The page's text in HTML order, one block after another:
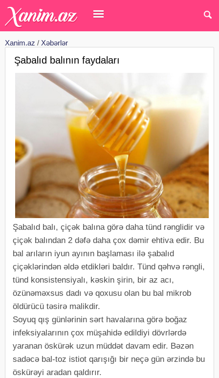
Xanim.az / Xəbərlər
Şabalıd balının faydaları
Şabalıd balı, çiçək balına görə daha tünd rənglidir və
çiçək balından 2 dəfə daha çox dəmir ehtiva edir. Bu
bal arıların iyun ayının başlaması ilə şabalıd
çiçəklərindən əldə etdikləri baldır. Tünd qəhvə rəngli,
tünd konsistensiyalı, kəskin şirin, bir az acı,
özünəməxsus dadı və qoxusu olan bu bal mikrob
öldürücü təsirə malikdir.
Soyuq qış günlərinin sərt havalarına görə boğaz
infeksiyalarının çox müşahidə edildiyi dövrlərdə
yaranan öskürək uzun müddət davam edir. Bəzən
sadəcə bal-toz istiot qarışığı bir neçə gün ərzində bu
öskürəyi aradan qaldırır.